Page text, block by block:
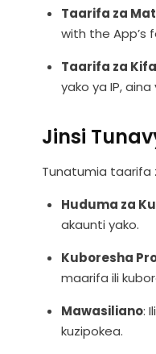
Taarifa za
with the App’s
Taarifa za
yako ya IP,
Jinsi
Tunatumia taarifa
Huduma za
akaunti yako.
Kuboresha
maarifa ili
Mawasiliano:
kuzipokea.